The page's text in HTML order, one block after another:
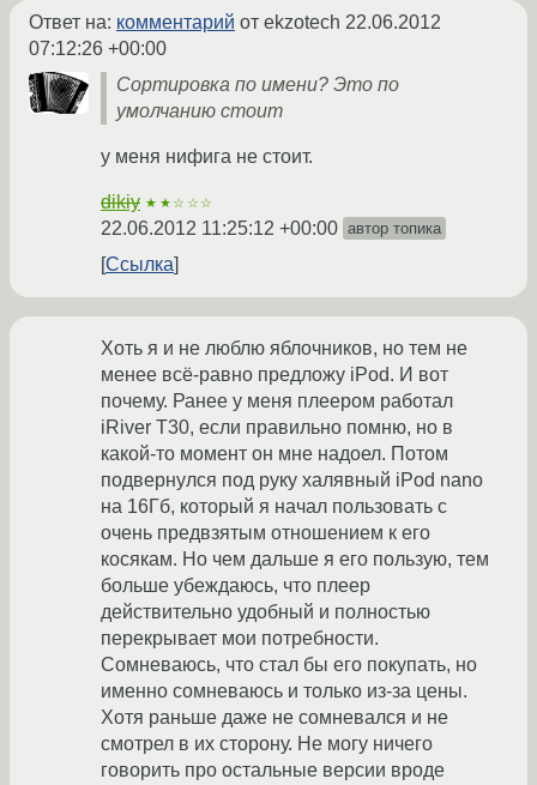
Ответ на: комментарий от ekzotech 22.06.2012
07:12:26 +00:00
Сортировка по имени? Это по
умолчанию стоит
у меня нифига не стоит.
dikiy ★★☆☆☆
22.06.2012 11:25:12 +00:00 автор топика
Ссылка
Хоть я и не люблю яблочников, но тем не
менее всё-равно предложу iPod. И вот
почему. Ранее у меня плеером работал
iRiver T30, если правильно помню, но в
какой-то момент он мне надоел. Потом
подвернулся под руку халявный iPod nano
на 16Гб, который я начал пользовать с
очень предвзятым отношением к его
косякам. Но чем дальше я его пользую, тем
больше убеждаюсь, что плеер
действительно удобный и полностью
перекрывает мои потребности.
Сомневаюсь, что стал бы его покупать, но
именно сомневаюсь и только из-за цены.
Хотя раньше даже не сомневался и не
смотрел в их сторону. Не могу ничего
говорить про остальные версии вроде